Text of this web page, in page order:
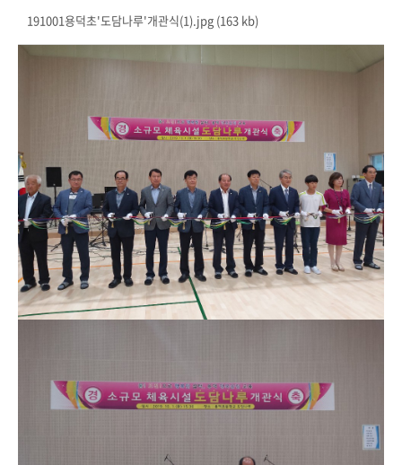
191001용덕초'도담나루'개관식(1).jpg (163 kb)